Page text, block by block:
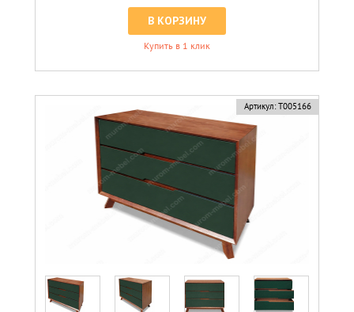
В КОРЗИНУ
Купить в 1 клик
Артикул: Т005166